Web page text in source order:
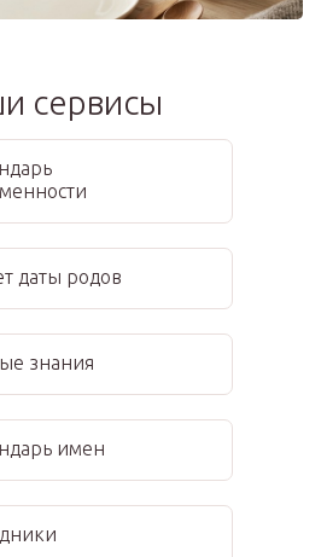
сервисы
даты родов
знания
имен